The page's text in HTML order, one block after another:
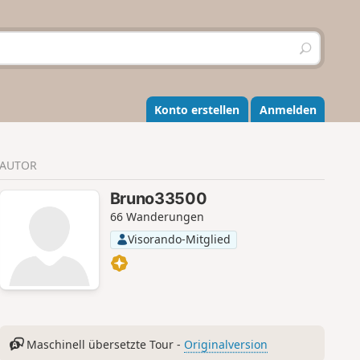
S
u
h
e
n
Konto erstellen Anmelden
AUTOR
Bruno33500
66 Wanderungen
Visorando-Mitglied
Maschinell übersetzte Tour - Originalversion